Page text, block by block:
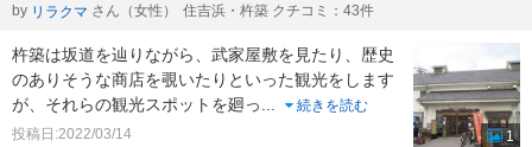
by リラクマ さん（女性） 住吉浜・杵築 クチコミ：43件
杵築は坂道を辿りながら、武家屋敷を見たり、歴史
のありそうな商店を覗いたりといった観光をします
が、それらの観光スポットを廻っ...
続きを読む
投稿日:2022/03/14
1